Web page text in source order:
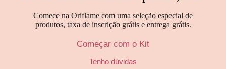
Comece na Oriflame com uma seleção especial de
produtos, taxa de inscrição grátis e entrega grátis.
Começar com o Kit
Tenho dúvidas